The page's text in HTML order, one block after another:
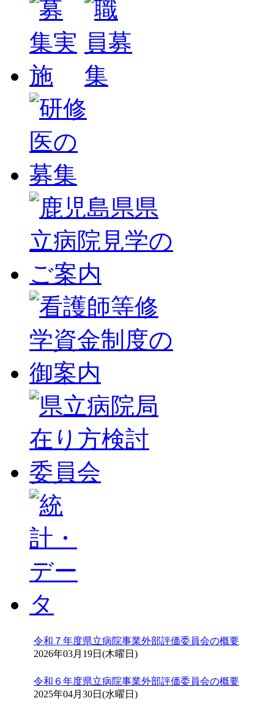
令和７年度県立病院事業外部評価委員会の概要
2026年03月19日(木曜日)
令和６年度県立病院事業外部評価委員会の概要
2025年04月30日(水曜日)